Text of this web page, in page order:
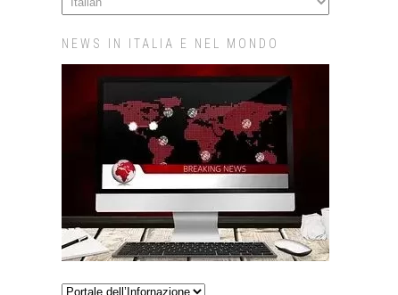
NEWS IN ITALIA E NEL MONDO